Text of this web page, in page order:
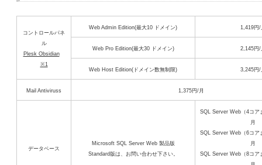
コントロールパネ
ル
Plesk Obsidian
※1
Web Admin Edition(最大10 ドメイン) 1,419円/
Web Pro Edition(最大30 ドメイン) 2,145円/
Web Host Edition(ドメイン数無制限) 3,245円/
Mail Antiviruss 1,375円/月
データベース
Microsoft SQL Server Web 製品版
Standard版は、お問い合わせ下さい。
SQL Server Web（4コ
月
SQL Server Web（6コ
月
SQL Server Web（8コ